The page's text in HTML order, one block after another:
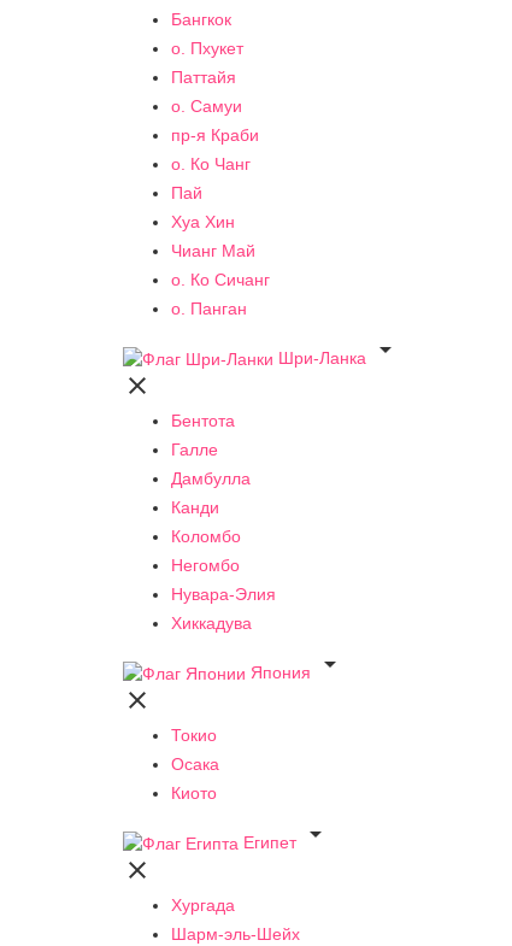
Бангкок
о. Пхукет
Паттайя
о. Самуи
пр-я Краби
о. Ко Чанг
Пай
Хуа Хин
Чианг Май
о. Ко Сичанг
о. Панган
Шри-Ланка


Бентота
Галле
Дамбулла
Канди
Коломбо
Негомбо
Нувара-Элия
Хиккадува
Япония


Токио
Осака
Киото
Египет


Хургада
Шарм-эль-Шейх